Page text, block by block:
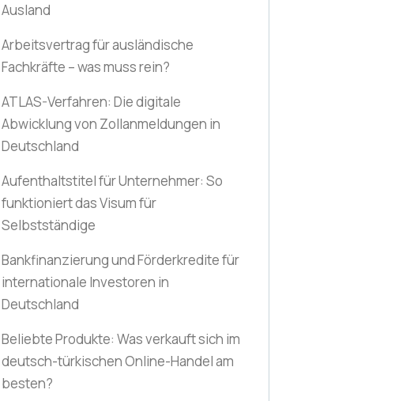
Ausland
Arbeitsvertrag für ausländische
Fachkräfte – was muss rein?
ATLAS-Verfahren: Die digitale
Abwicklung von Zollanmeldungen in
Deutschland
Aufenthaltstitel für Unternehmer: So
funktioniert das Visum für
Selbstständige
Bankfinanzierung und Förderkredite für
internationale Investoren in
Deutschland
Beliebte Produkte: Was verkauft sich im
deutsch-türkischen Online-Handel am
besten?